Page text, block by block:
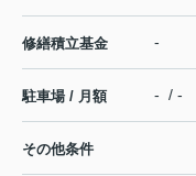
修繕積立基金 -
駐車場 / 月額 - / -
その他条件